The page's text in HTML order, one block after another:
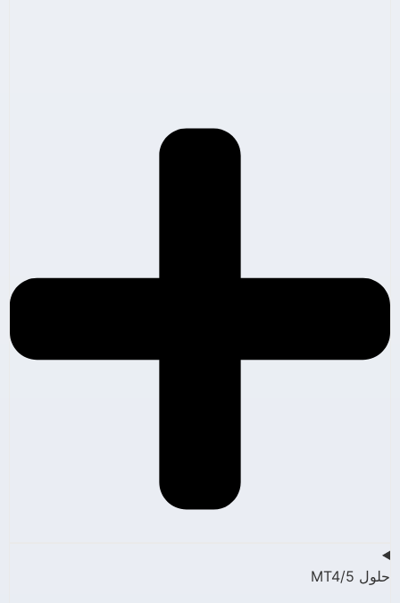
حلول MT4/5